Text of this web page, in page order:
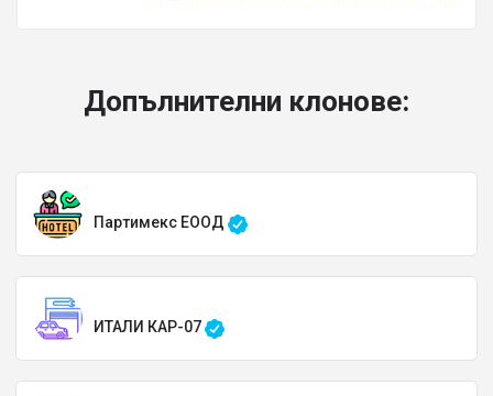
Допълнителни клонове:
Партимекс ЕООД
ИТАЛИ КАР-07